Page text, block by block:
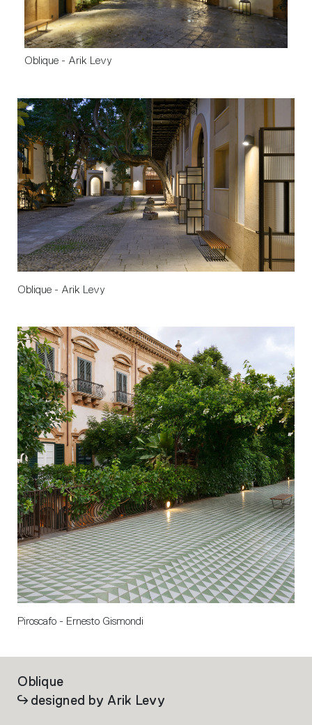
Oblique - Arik Levy
Oblique - Arik Levy
Piroscafo - Ernesto Gismondi
Oblique
designed by Arik Levy